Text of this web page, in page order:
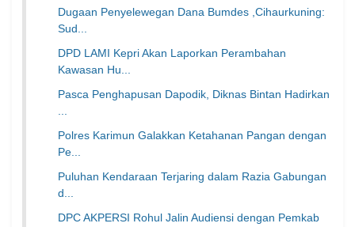
Dugaan Penyelewegan Dana Bumdes ,Cihaurkuning:
Sud...
DPD LAMI Kepri Akan Laporkan Perambahan
Kawasan Hu...
Pasca Penghapusan Dapodik, Diknas Bintan Hadirkan
...
Polres Karimun Galakkan Ketahanan Pangan dengan
Pe...
Puluhan Kendaraan Terjaring dalam Razia Gabungan
d...
DPC AKPERSI Rohul Jalin Audiensi dengan Pemkab